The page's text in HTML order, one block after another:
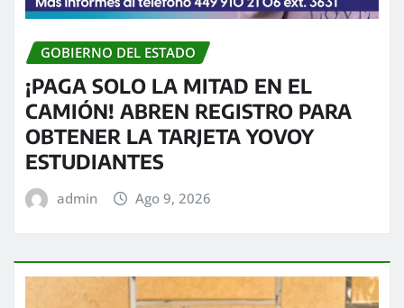
GOBIERNO DEL ESTADO
¡PAGA SOLO LA MITAD EN EL
CAMIÓN! ABREN REGISTRO PARA
OBTENER LA TARJETA YOVOY
ESTUDIANTES
admin Ago 9, 2026